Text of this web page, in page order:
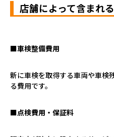
店舗によって含まれ
■車検整備費用
新に車検を取得する車両や車検
る費用です。
■点検費用・保証料